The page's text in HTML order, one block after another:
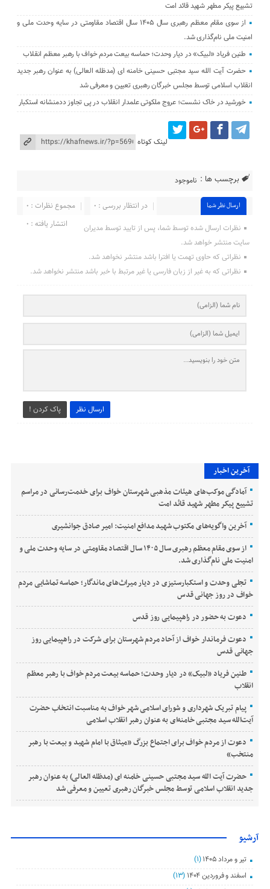
تشییع پیکر مطهر شهید قائد امت
از سوی مقام معظم رهبری سال ۱۴۰۵ سال اقتصاد مقاومتی در سایه وحدت ملی و
امنیت ملی نام‌گذاری شد.
طنین فریاد «لبیک» در دیار وحدت؛ حماسه بیعت مردم خواف با رهبر معظم انقلاب
حضرت آیت الله سید مجتبی حسینی خامنه ای (مدظله العالی) به عنوان رهبر جدید
انقلاب اسلامی توسط مجلس خبرگان رهبری تعیین و معرفی شد
خورشید در خاک نشست؛ عروج ملکوتی علمدار انقلاب در پی تجاوز ددمنشانه استکبار
لینک کوتاه
برچسب ها : ناموجود
ارسال نظر شما مجموع نظرات : ۰
در انتظار بررسی : ۰
انتشار یافته : ۰
نظرات ارسال شده توسط شما، پس از تایید توسط مدیران
سایت منتشر خواهد شد.
نظراتی که حاوی تهمت یا افترا باشد منتشر نخواهد شد.
نظراتی که به غیر از زبان فارسی یا غیر مرتبط با خبر باشد منتشر نخواهد شد.
ارسال نظر پاک کردن !
آخرین اخبار
آمادگی موکب‌های هیئات مذهبی شهرستان خواف برای خدمت‌رسانی در مراسم
تشییع پیکر مطهر شهید قائد امت
آخرین واگویه‌های مکتوب شهید مدافع امنیت: امیر صادق جوانشیری
از سوی مقام معظم رهبری سال ۱۴۰۵ سال اقتصاد مقاومتی در سایه وحدت ملی و
امنیت ملی نام‌گذاری شد.
تجلی وحدت و استکبارستیزی در دیار میراث‌های ماندگار؛ حماسه تماشایی مردم
خواف در روز جهانی قدس
دعوت به حضور در راهپیمایی روز قدس
دعوت فرماندار خواف از آحاد مردم شهرستان برای شرکت در راهپیمایی روز
جهانی قدس
طنین فریاد «لبیک» در دیار وحدت؛ حماسه بیعت مردم خواف با رهبر معظم
انقلاب
پیام تبریک شهرداری و شورای اسلامی شهر خواف به مناسبت انتخاب حضرت
آیت‌الله سید مجتبی خامنه‌ای به عنوان رهبر انقلاب اسلامی
دعوت از مردم خواف برای اجتماع بزرگ «میثاق با امام شهید و بیعت با رهبر
منتخب»
حضرت آیت الله سید مجتبی حسینی خامنه ای (مدظله العالی) به عنوان رهبر
جدید انقلاب اسلامی توسط مجلس خبرگان رهبری تعیین و معرفی شد
آرشیو
تیر و مرداد ۱۴۰۵
(۱)
اسفند و فروردین ۱۴۰۴
(۱۳)